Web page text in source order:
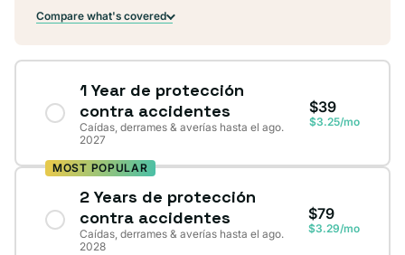
Compare what's covered
1 Year de protección
contra accidentes
Caídas, derrames & averías hasta el ago.
2027
$39
$3.25/mo
MOST POPULAR
2 Years de protección
contra accidentes
Caídas, derrames & averías hasta el ago.
2028
$79
$3.29/mo